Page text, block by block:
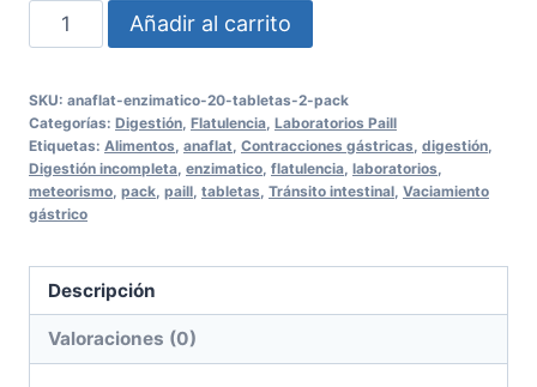
ANAFLAT
ENZIMATICO
Tabletas
2
PACK
cantidad
Añadir al carrito
SKU: anaflat-enzimatico-20-tabletas-2-pack
Categorías: Digestión Flatulencia Laboratorios Paill
Etiquetas: Alimentos anaflat Contracciones gástricas digestión
Digestión incompleta enzimatico flatulencia laboratorios
meteorismo pack paill tabletas Tránsito intestinal Vaciamiento
gástrico
Descripción
Valoraciones (0)